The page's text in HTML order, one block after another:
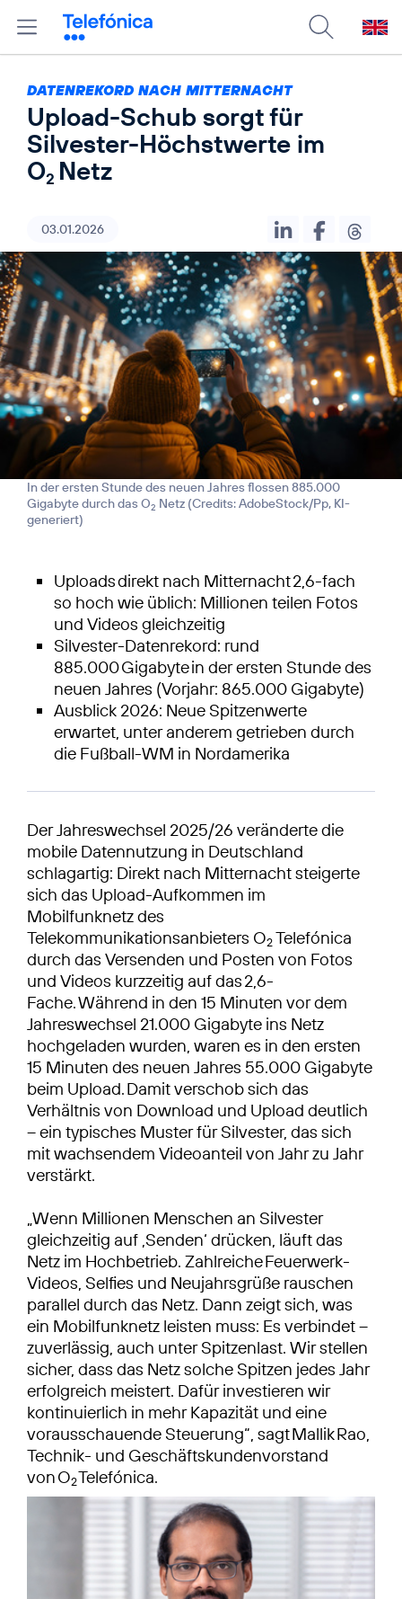
DATENREKORD NACH MITTERNACHT
Upload-Schub sorgt für
Silvester-Höchstwerte im
O2 Netz
03.01.2026
In der ersten Stunde des neuen Jahres flossen 885.000
Gigabyte durch das O2 Netz (Credits: AdobeStock/Pp, KI-
generiert)
Uploads direkt nach Mitternacht 2,6-fach
so hoch wie üblich: Millionen teilen Fotos
und Videos gleichzeitig
Silvester-Datenrekord: rund
885.000 Gigabyte in der ersten Stunde des
neuen Jahres (Vorjahr: 865.000 Gigabyte)
Ausblick 2026: Neue Spitzenwerte
erwartet, unter anderem getrieben durch
die Fußball-WM in Nordamerika
Der Jahreswechsel 2025/26 veränderte die
mobile Datennutzung in Deutschland
schlagartig: Direkt nach Mitternacht steigerte
sich das Upload-Aufkommen im
Mobilfunknetz des
Telekommunikationsanbieters O2Telefónica
durch das Versenden und Posten von Fotos
und Videos kurzzeitig auf das 2,6-
Fache. Während in den 15 Minuten vor dem
Jahreswechsel 21.000 Gigabyte ins Netz
hochgeladen wurden, waren es in den ersten
15 Minuten des neuen Jahres 55.000 Gigabyte
beim Upload. Damit verschob sich das
Verhältnis von Download und Upload deutlich
– ein typisches Muster für Silvester, das sich
mit wachsendem Videoanteil von Jahr zu Jahr
verstärkt.
„Wenn Millionen Menschen an Silvester
gleichzeitig auf ‚Senden‘ drücken, läuft das
Netz im Hochbetrieb. Zahlreiche Feuerwerk-
Videos, Selfies und Neujahrsgrüße rauschen
parallel durch das Netz. Dann zeigt sich, was
ein Mobilfunknetz leisten muss: Es verbindet –
zuverlässig, auch unter Spitzenlast. Wir stellen
sicher, dass das Netz solche Spitzen jedes Jahr
erfolgreich meistert. Dafür investieren wir
kontinuierlich in mehr Kapazität und eine
vorausschau­ende Steuerung“, sagt Mallik Rao,
Technik- und Geschäftskundenvorstand
von O2Telefónica.